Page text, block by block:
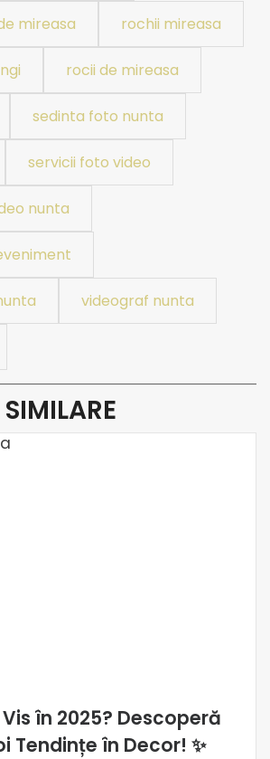
mireasa rochii mireasa
rocii de mireasa
sedinta foto nunta
servicii foto video
nunta
videograf nunta
în 2025? Descoperă
Tendințe în Decor! ✨